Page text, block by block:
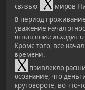
связью
миров
В период проживание
уважение начал
отношение исходит
Кроме того, все
времени.
привлекло
осознание, что
круговороте, во что-